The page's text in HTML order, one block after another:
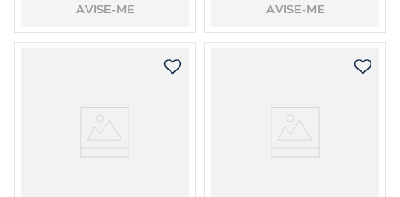
AVISE-ME AVISE-ME